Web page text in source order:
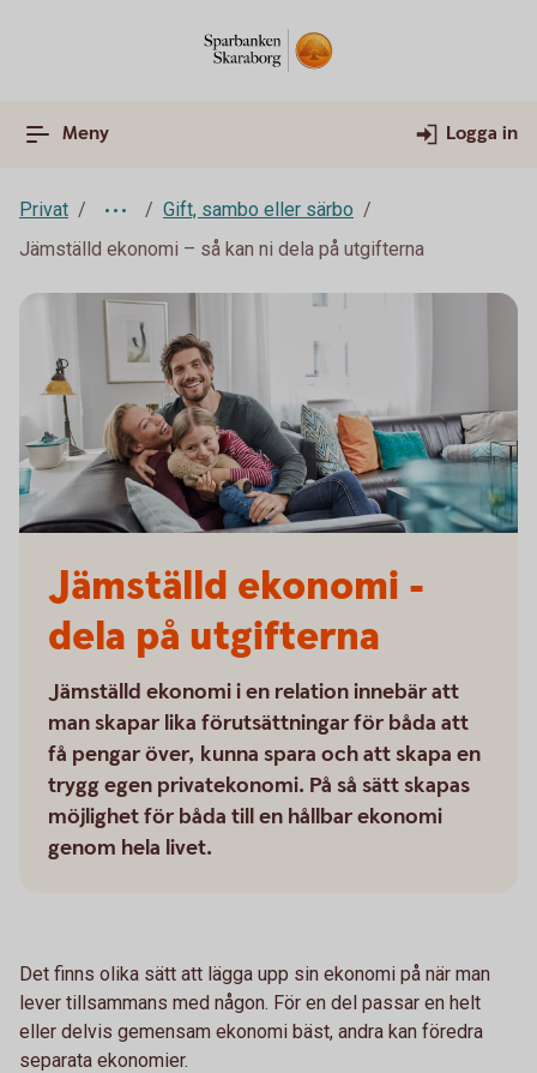
Meny Logga in
Privat
Gift, sambo eller särbo
Jämställd ekonomi – så kan ni dela på utgifterna
Jämställd ekonomi -
dela på utgifterna
Jämställd ekonomi i en relation innebär att
man skapar lika förutsättningar för båda att
få pengar över, kunna spara och att skapa en
trygg egen privatekonomi. På så sätt skapas
möjlighet för båda till en hållbar ekonomi
genom hela livet.
Det finns olika sätt att lägga upp sin ekonomi på när man
lever tillsammans med någon. För en del passar en helt
eller delvis gemensam ekonomi bäst, andra kan föredra
separata ekonomier.